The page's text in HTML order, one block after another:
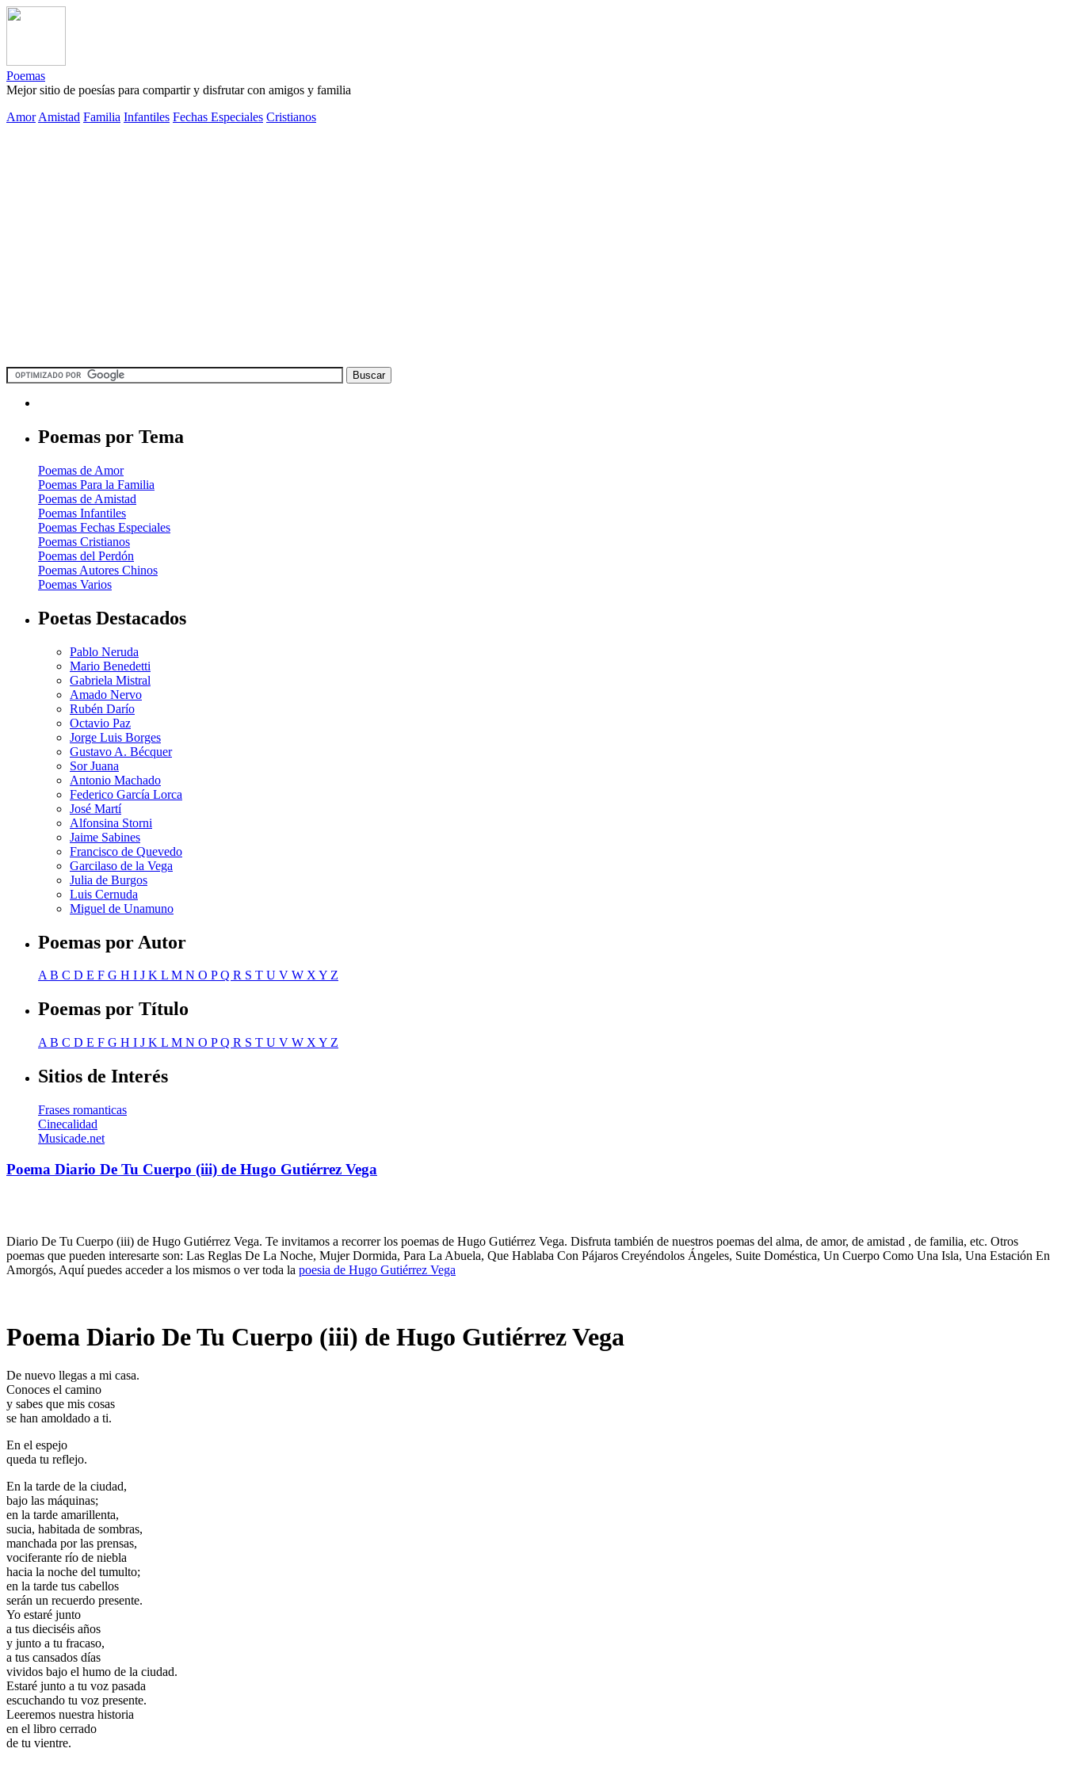
Poemas
Mejor sitio de poesías para compartir y disfrutar con amigos y familia
Amor Amistad Familia Infantiles Fechas Especiales Cristianos
Poemas por Tema
Poemas de Amor
Poemas Para la Familia
Poemas de Amistad
Poemas Infantiles
Poemas Fechas Especiales
Poemas Cristianos
Poemas del Perdón
Poemas Autores Chinos
Poemas Varios
Poetas Destacados
Pablo Neruda
Mario Benedetti
Gabriela Mistral
Amado Nervo
Rubén Darío
Octavio Paz
Jorge Luis Borges
Gustavo A. Bécquer
Sor Juana
Antonio Machado
Federico García Lorca
José Martí
Alfonsina Storni
Jaime Sabines
Francisco de Quevedo
Garcilaso de la Vega
Julia de Burgos
Luis Cernuda
Miguel de Unamuno
Poemas por Autor
AB C D E F G H I J K L M N O PQ R S T U V W XY Z
Poemas por Título
A B C D E F G H I J K L M N O PQ R S T U V W X Y Z
Sitios de Interés
Frases romanticas
Cinecalidad
Musicade.net
Poema Diario De Tu Cuerpo (iii) de Hugo Gutiérrez Vega
Diario De Tu Cuerpo (iii) de Hugo Gutiérrez Vega. Te invitamos a recorrer los poemas de Hugo Gutiérrez Vega. Disfruta también de nuestros poemas del alma, de amor, de amistad , de familia, etc. Otros
poemas que pueden interesarte son: Las Reglas De La Noche, Mujer Dormida, Para La Abuela, Que Hablaba Con Pájaros Creyéndolos Ángeles, Suite Doméstica, Un Cuerpo Como Una Isla, Una Estación En
Amorgós, Aquí puedes acceder a los mismos o ver toda la poesia de Hugo Gutiérrez Vega
Poema Diario De Tu Cuerpo (iii) de Hugo Gutiérrez Vega
De nuevo llegas a mi casa.
Conoces el camino
y sabes que mis cosas
se han amoldado a ti.
En el espejo
queda tu reflejo.
En la tarde de la ciudad,
bajo las máquinas;
en la tarde amarillenta,
sucia, habitada de sombras,
manchada por las prensas,
vociferante río de niebla
hacia la noche del tumulto;
en la tarde tus cabellos
serán un recuerdo presente.
Yo estaré junto
a tus dieciséis años
y junto a tu fracaso,
a tus cansados días
vividos bajo el humo de la ciudad.
Estaré junto a tu voz pasada
escuchando tu voz presente.
Leeremos nuestra historia
en el libro cerrado
de tu vientre.